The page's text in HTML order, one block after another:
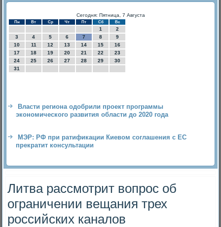
Сегодня: Пятница, 7 Августа
Пн Вт Ср Чт Пт Сб Вс
1
2
3
4 5 6 7 8
9
10
11 12 13 14 15
16
17
18 19 20 21 22
23
24
25 26 27 28 29
30
31
Власти региона одобрили проект программы
экономического развития области до 2020 года
МЭР: РФ при ратификации Киевом соглашения с ЕС
прекратит консультации
Литва рассмотрит вопрос об
ограничении вещания трех
российских каналов